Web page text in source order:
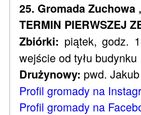
25. Gromada Zuchowa
TERMIN PIERWSZEJ
Zbiórki: piątek, godz.
wejście od tyłu budynku
Drużynowy: pwd.
Profil gromady na
Profil gromady na